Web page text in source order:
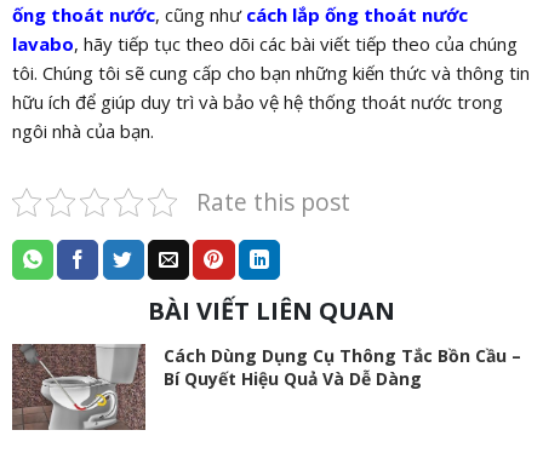
ống thoát nước, cũng như cách lắp ống thoát nước
lavabo, hãy tiếp tục theo dõi các bài viết tiếp theo của chúng
tôi. Chúng tôi sẽ cung cấp cho bạn những kiến thức và thông tin
hữu ích để giúp duy trì và bảo vệ hệ thống thoát nước trong
ngôi nhà của bạn.
Rate this post
BÀI VIẾT LIÊN QUAN
Cách Dùng Dụng Cụ Thông Tắc Bồn Cầu –
Bí Quyết Hiệu Quả Và Dễ Dàng